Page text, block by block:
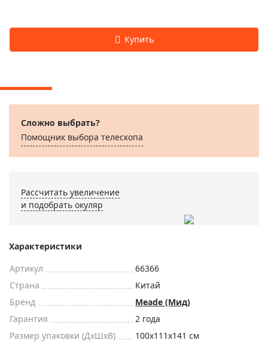
Сложно выбрать?
Помощник выбора телескопа
Рассчитать увеличение
и подобрать окуляр
Характеристики
Артикул
66366
Страна
Китай
Бренд
Meade (Мид)
Гарантия
2 года
Размер упаковки (ДxШxВ)
100x111x141 см